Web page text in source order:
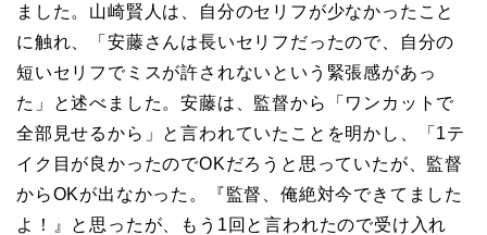
ました。山崎賢人は、自分のセリフが少なかったこと
に触れ、「安藤さんは長いセリフだったので、自分の
短いセリフでミスが許されないという緊張感があっ
た」と述べました。安藤は、監督から「ワンカットで
全部見せるから」と言われていたことを明かし、「1テ
イク目が良かったのでOKだろうと思っていたが、監督
からOKが出なかった。『監督、俺絶対今できてました
よ！』と思ったが、もう1回と言われたので受け入れ